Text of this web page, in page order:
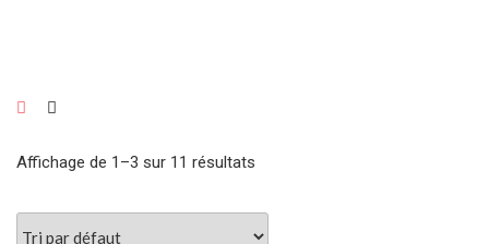
Affichage de 1–3 sur 11 résultats